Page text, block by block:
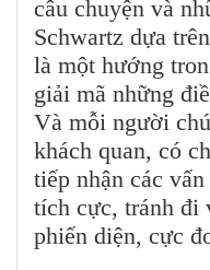
câu chuyện và
Schwartz dựa
là một hướng
giải mã những
Và mỗi người
khách quan, có
tiếp nhận các
tích cực, tránh đi
phiến diện, cực